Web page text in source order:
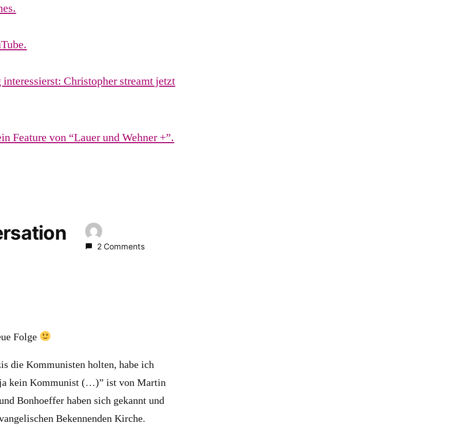
Christopher streamt jetzt
Feature von “Lauer und Wehner +”.
2 Comments
Folge
die Kommunisten holten, habe ich
kein Kommunist (…)” ist von Martin
Bonhoeffer haben sich gekannt und
Bekennenden Kirche.